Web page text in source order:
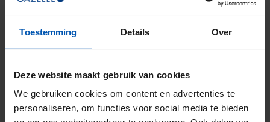
Toestemming Details Over
Deze website maakt gebruik van cookies
We gebruiken cookies om content en advertenties te
personaliseren, om functies voor social media te bieden